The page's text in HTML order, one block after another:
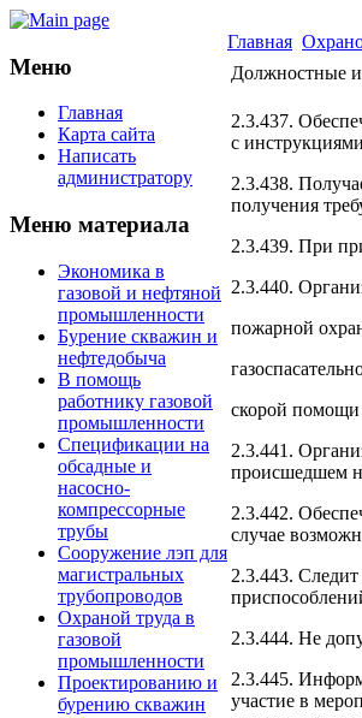
Меню
Главная
Карта сайта
Написать
администратору
Меню материала
Экономика в
газовой и нефтяной
промышленности
Бурение скважин и
нефтедобыча
В помощь
работнику газовой
промышленности
Спецификации на
обсадные и
насосно-
компрессорные
трубы
Сооружение лэп для
магистральных
трубопроводов
Охраной труда в
газовой
промышленности
Проектированию и
бурению скважин
Главная
Должностные
2.3.437.
с
2.3.438.
получения
2.3.439. При
2.3.440.
пожарной
скорой помощи
2.3.441.
происшедшем
2.3.442.
случае
2.3.443.
2.3.444. Не
2.3.445.
участие в